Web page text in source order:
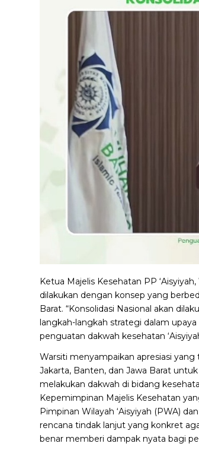
Ketua Majelis Kesehatan PP
dilakukan dengan konsep yang
Barat. “Konsolidasi Nasional akan
langkah-langkah strategi dalam
penguatan dakwah kesehatan
Warsiti menyampaikan apresiasi
Jakarta, Banten, dan Jawa Barat
melakukan dakwah di bidang
Kepemimpinan Majelis Kesehatan
Pimpinan Wilayah ‘Aisyiyah (PWA)
rencana tindak lanjut yang konkret
benar memberi dampak nyata bagi